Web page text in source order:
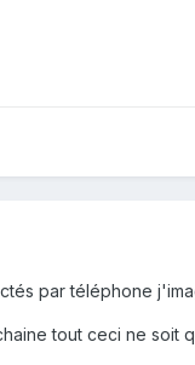
par téléphone
tout ceci ne soit